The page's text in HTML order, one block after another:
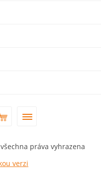
všechna práva vyhrazena
verzi